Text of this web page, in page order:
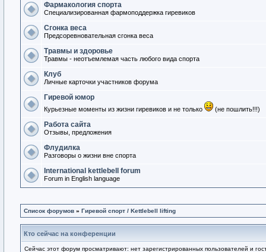
Фармакология спорта
Специализированная фармоподдержка гиревиков
Сгонка веса
Предсоревновательная сгонка веса
Травмы и здоровье
Травмы - неотъемлемая часть любого вида спорта
Клуб
Личные карточки участников форума
Гиревой юмор
Курьезные моменты из жизни гиревиков и не только (не пошлить!!!)
Работа сайта
Отзывы, предложения
Флудилка
Разговоры о жизни вне спорта
International kettlebell forum
Forum in English language
Список форумов » Гиревой спорт / Kettlebell lifting
Кто сейчас на конференции
Сейчас этот форум просматривают: нет зарегистрированных пользователей и